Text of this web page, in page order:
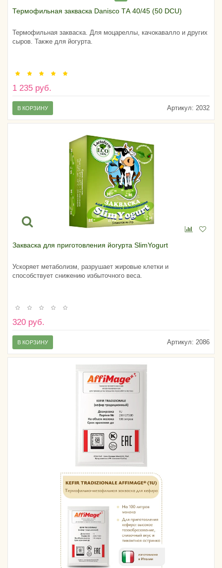
Термофильная закваска Danisco ТА 40/45 (50 DCU)
Термофильная закваска. Для моцареллы, качокавалло и других
сыров. Также для йогурта.
1 235 руб.
Артикул: 2032
В КОРЗИНУ
Закваска для приготовления йогурта SlimYogurt
Ускоряет метаболизм, разрушает жировые клетки и
способствует снижению избыточного веса.
320 руб.
Артикул: 2086
В КОРЗИНУ